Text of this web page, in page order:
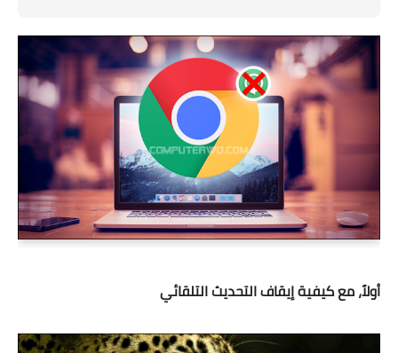
أولاً، مع كيفية إيقاف التحديث التلقائي